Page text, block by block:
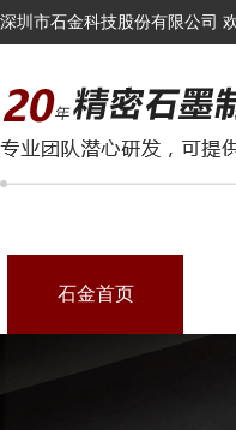
深圳市石金科技股份有限公司
石金首页